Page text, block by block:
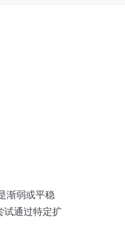
渐弱或平稳
试通过特定扩